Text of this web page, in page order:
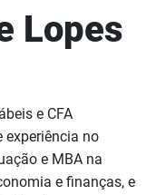
Lopes
e CFA
experiência no
e MBA na
e finanças, e